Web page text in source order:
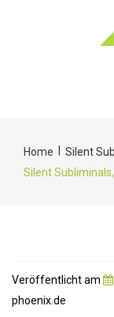
Home Silent
Silent
Veröffentlicht am
phoenix.de